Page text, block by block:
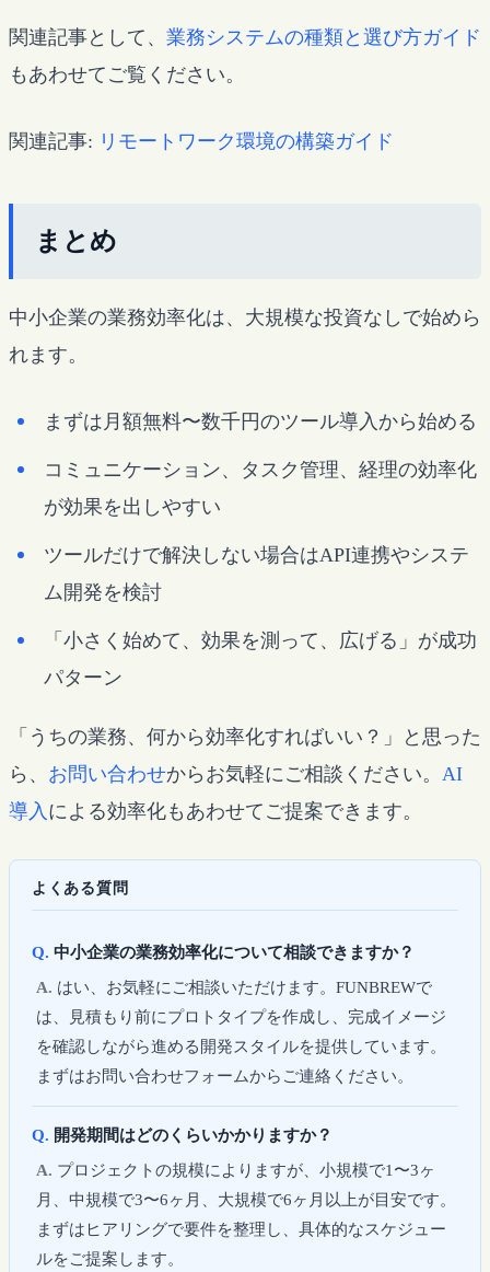
関連記事として、 業務システムの種類と選び方ガイド
もあわせてご覧ください。
関連記事: リモートワーク環境の構築ガイド
まとめ
中小企業の業務効率化は、大規模な投資なしで始めら
れます。
まずは月額無料〜数千円のツール導入から始める
コミュニケーション、タスク管理、経理の効率化
が効果を出しやすい
ツールだけで解決しない場合はAPI連携やシステ
ム開発を検討
「小さく始めて、効果を測って、広げる」が成功
パターン
「うちの業務、何から効率化すればいい？」と思った
ら、 お問い合わせからお気軽にご相談ください。 AI
導入 による効率化もあわせてご提案できます。
よくある質問
中小企業の業務効率化について相談できますか？
はい、お気軽にご相談いただけます。FUNBREWで
は、見積もり前にプロトタイプを作成し、完成イメージ
を確認しながら進める開発スタイルを提供しています。
まずはお問い合わせフォームからご連絡ください。
開発期間はどのくらいかかりますか？
プロジェクトの規模によりますが、小規模で1〜3ヶ
月、中規模で3〜6ヶ月、大規模で6ヶ月以上が目安です。
まずはヒアリングで要件を整理し、具体的なスケジュー
ルをご提案します。